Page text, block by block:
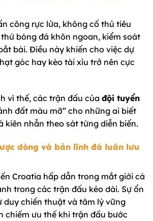
công rực lửa, không cố thủ tiêu
bóng đá khôn ngoan, kiểm soát
bài. Điều này khiến cho việc dự
góc hay kèo tài xỉu trở nên cực
vì thế, các trận đấu của đội tuyển
đất màu mỡ” cho những ai biết
kiên nhẫn theo sát từng diễn biến.
dòng và bản lĩnh đá luân lưu
Croatia hấp dẫn trong mắt giới cá
trong các trận đấu kéo dài. Sự ổn
duy chiến thuật và tâm lý vững
chiếm ưu thế khi trận đấu bước